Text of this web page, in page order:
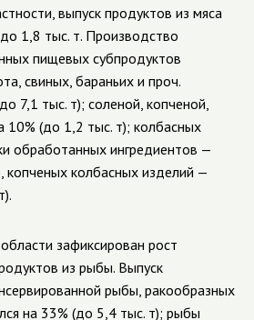
выпуск продуктов из мяса
1,8 тыс. т. Производство
пищевых субпродуктов
свиных, бараньих и проч.
7,1 тыс. т); соленой, копченой,
10% (до 1,2 тыс. т); колбасных
обработанных ингредиентов —
копченых колбасных изделий —
зафиксирован рост
из рыбы. Выпуск
рыбы, ракообразных
на 33% (до 5,4 тыс. т); рыбы